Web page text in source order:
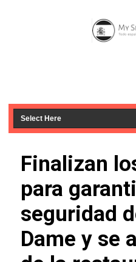
Finalizan
para
seguridad
Dame y se